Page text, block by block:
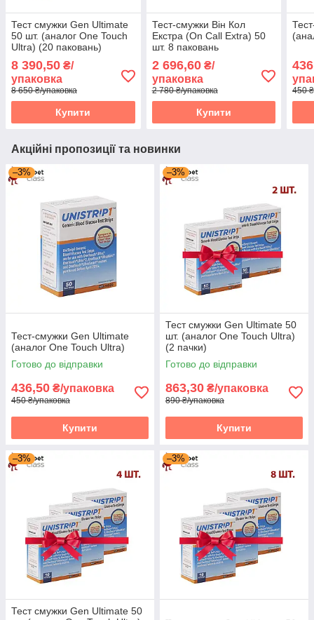
Тест смужки Gen Ultimate
50 шт. (аналог One Touch
Ultra) (20 паковань)
8 390,50 ₴/
упаковка
8 650 ₴/упаковка
Купити
Тест-смужки Він Кол
Екстра (On Call Extra) 50
шт. 8 паковань
2 696,60₴/
упаковка
2 780 ₴/упаковка
Купити
450
Акційні пропозиції та новинки
–3%
Тест-смужки Gen Ultimate
(аналог One Touch Ultra)
Готово до відправки
436,50 ₴/упаковка
450 ₴/упаковка
Купити
–3%
Тест смужки Gen Ultimate 50
шт. (аналог One Touch Ultra)
(2 пачки)
Готово до відправки
863,30 ₴/упаковка
890 ₴/упаковка
Купити
–3%
Тест смужки Gen Ultimate 50
–3%